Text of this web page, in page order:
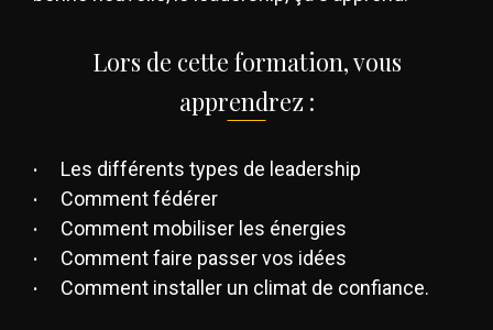
Lors de cette formation, vous
apprendrez :
Les différents types de leadership
Comment fédérer
Comment mobiliser les énergies
Comment faire passer vos idées
Comment installer un climat de confiance.